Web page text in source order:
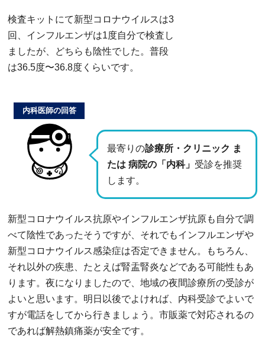
検査キットにて新型コロナウイルスは3
回、インフルエンザは1度自分で検査し
ましたが、どちらも陰性でした。普段
は36.5度〜36.8度くらいです。
最寄りの診療所・クリニック ま
たは 病院の「内科」 受診を推奨
します。
内科医師の回答
新型コロナウイルス抗原やインフルエンザ抗原も自分で調
べて陰性であったそうですが、それでもインフルエンザや
新型コロナウイルス感染症は否定できません。もちろん、
それ以外の疾患、たとえば腎盂腎炎などである可能性もあ
ります。夜になりましたので、地域の夜間診療所の受診が
よいと思います。明日以後でよければ、内科受診でよいで
すが電話をしてから行きましょう。市販薬で対応されるの
であれば解熱鎮痛薬が安全です。